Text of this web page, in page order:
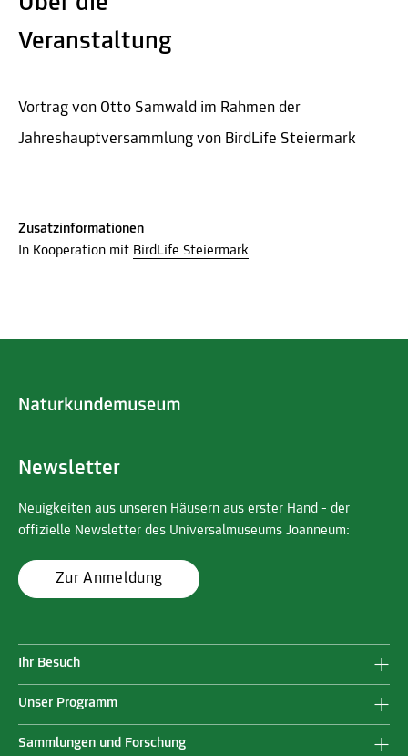
Veranstaltung
Vortrag von Otto Samwald im Rahmen der
Jahreshauptversammlung von BirdLife Steiermark
Zusatzinformationen
In Kooperation mit BirdLife Steiermark
Newsletter
Neuigkeiten aus unseren Häusern aus erster Hand - der
offizielle Newsletter des Universalmuseums Joanneum:
Zur Anmeldung
Ihr Besuch
Unser Programm
Sammlungen und Forschung